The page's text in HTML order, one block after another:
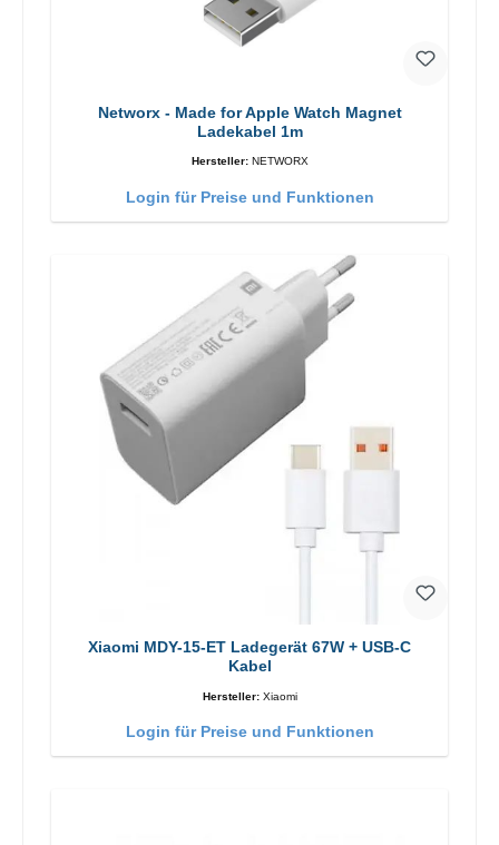
Networx - Made for Apple Watch Magnet
Ladekabel 1m
Hersteller: NETWORX
Login für Preise und Funktionen
Xiaomi MDY-15-ET Ladegerät 67W + USB-C
Kabel
Hersteller: Xiaomi
Login für Preise und Funktionen